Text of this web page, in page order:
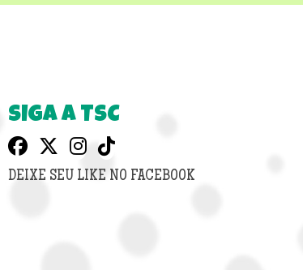
SIGA A TSC
DEIXE SEU LIKE NO FACEBOOK